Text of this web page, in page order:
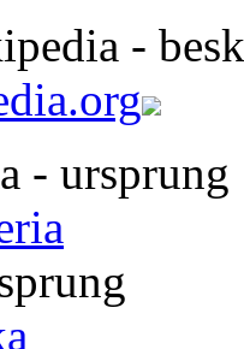
-
- ursprung